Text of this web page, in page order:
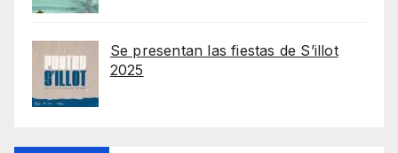
Se presentan las fiestas de S’illot
2025